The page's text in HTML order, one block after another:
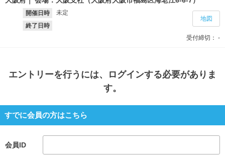
開催日時
未定
終了日時
受付締切： -
地図
エントリーを行うには、ログインする必要がありま
す。
すでに会員の方はこちら
会員ID